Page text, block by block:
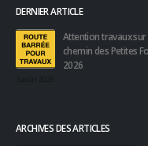
DERNIER ARTICLE
Attention travaux sur
chemin des Petites
2026
ARCHIVES DES ARTICLES